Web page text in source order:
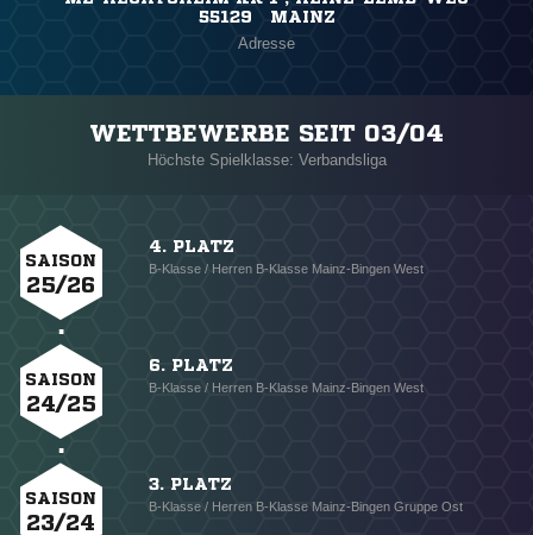
55129 MAINZ
Adresse
WETTBEWERBE SEIT 03/04
Höchste Spielklasse: Verbandsliga
SAISON
25/26
4. PLATZ
B-Klasse / Herren B-Klasse Mainz-Bingen West
SAISON
24/25
6. PLATZ
B-Klasse / Herren B-Klasse Mainz-Bingen West
SAISON
23/24
3. PLATZ
B-Klasse / Herren B-Klasse Mainz-Bingen Gruppe Ost